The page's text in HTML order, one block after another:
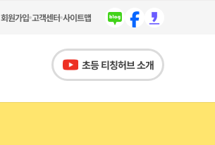
회원가입 고객센터 사이트맵
초등 티칭허브 소개